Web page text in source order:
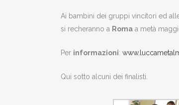
Ai bambini dei gruppi vincitori ed
si recheranno a Roma a metà
Per informazioni:
Qui sotto alcuni dei finalisti.